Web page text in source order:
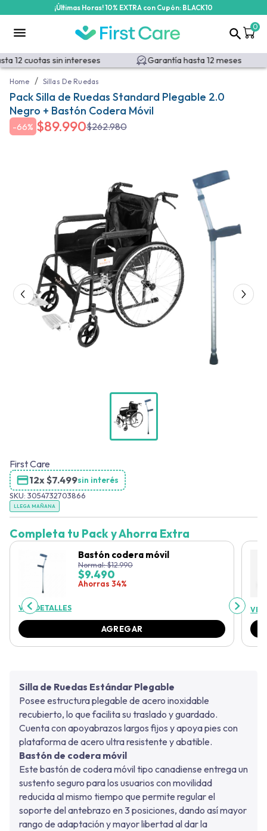
¡Últimas Horas! 10% EXTRA con Cupón: BLACK10
0
12 cuotas sin intereses Garantía hasta 12 meses
Home / Sillas De Ruedas
Pack Silla de Ruedas Standard Plegable 2.0
Negro + Bastón Codera Móvil
-66% $89.990$262.980
First Care
LLEGA MAÑANA
12x$7.499sin interés
SKU: 3054732703866
Silla de Ruedas Estándar Plegable
Posee estructura plegable de acero inoxidable
recubierto, lo que facilita su traslado y guardado.
Cuenta con apoyabrazos largos fijos y apoya pies con
plataforma de acero ultra resistente y abatible.
Bastón de codera móvil
Este bastón de codera móvil tipo canadiense entrega un
sustento seguro para los usuarios con movilidad
reducida al mismo tiempo que permite regular el
soporte del antebrazo en 3 posiciones, dando así mayor
rango de adaptación y mayor libertad al dar la
Completa tu Pack y Ahorra Extra
Bastón codera móvil
Normal:$12.990
$9.490
Ahorras 34%
VER DETALLES
AGREGAR
VER